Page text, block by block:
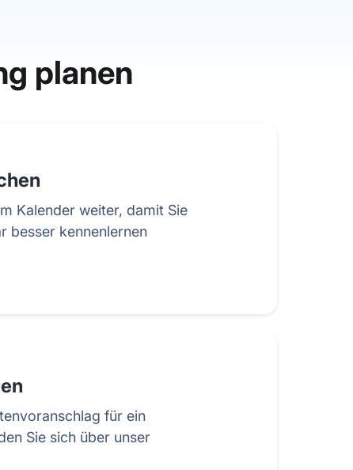
planen
Kalender weiter, damit Sie
besser kennenlernen
für ein
Sie sich über unser